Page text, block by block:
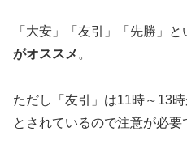
「大安」「友引」「先勝」と
がオススメ 。
ただし「友引」は11時～13
とされているので注意が必要